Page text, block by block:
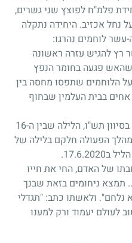
פלמ"ח לפוצץ שני גשרים,
נחל אכזיב. היחידה נתקלה
עשר לוחמים נהרגו:
רץ להגיש עזרה ראשונה
פגעה בחומר הנפץ
הלוחמים שתפסו מחסה בין
אחים בבית העלמין שבחוף
ליל הגשרים התרחש בתאריך י"ח בסיוון תש"ו, הלילה שבין ה-16
נפלו במהלך הפעולה חלקם בלילה של
של האדם, החי את חייו
תמצא ניחומים בזאת שבנך
נלחם". ולאשתו כתב: "תגדלי
לעולם יעמוד ורק למענו